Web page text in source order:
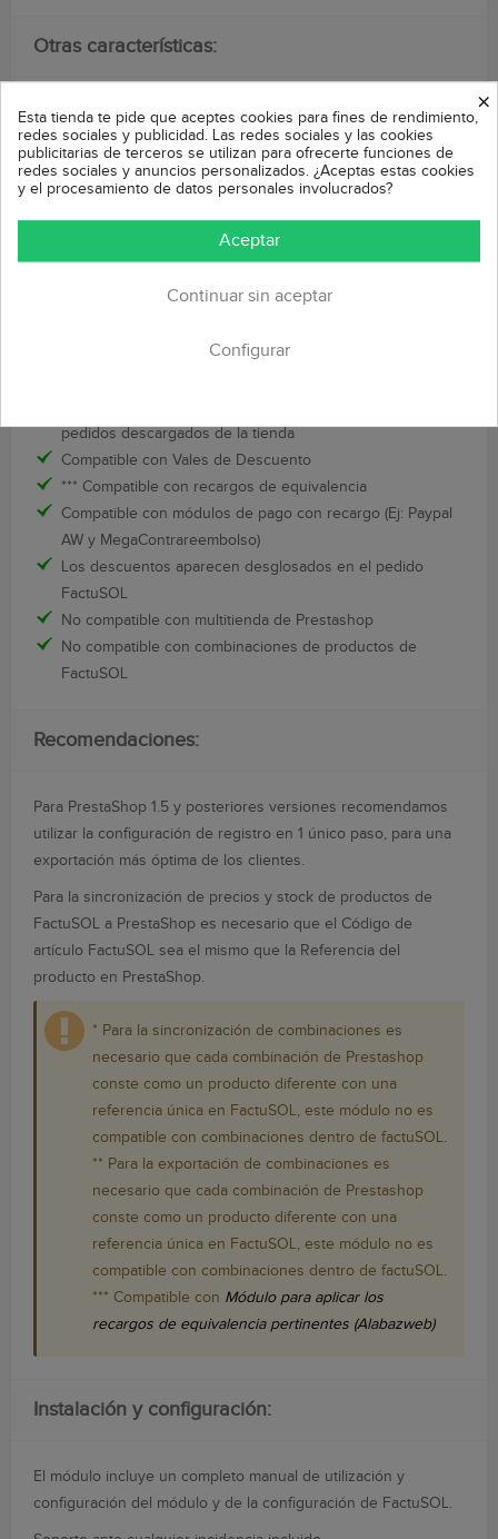
Otras características:
Permite seleccionar los clientes y pedidos que desee
descargar hacía FactuSOL filtrando por ID de cliente o
Pedido
Los futuros clientes y pedidos ya generarán
automáticamente los ficheros de importación a FactuSOL
Permite configurar los IVAs de sus pedidos para que se
Permite seleccionar si se desea incluir los gastos de envío
Permite asociar las formas de cobro para poder ser
pedidos descargados de la tienda
Compatible con Vales de Descuento
*** Compatible con recargos de equivalencia
Compatible con módulos de pago con recargo (Ej: Paypal
AW y MegaContrareembolso)
Los descuentos aparecen desglosados en el pedido
FactuSOL
No compatible con multitienda de Prestashop
No compatible con combinaciones de productos de
FactuSOL
Recomendaciones:
Para PrestaShop 1.5 y posteriores versiones recomendamos
utilizar la configuración de registro en 1 único paso, para una
exportación más óptima de los clientes.
Para la sincronización de precios y stock de productos de
FactuSOL a PrestaShop es necesario que el Código de
artículo FactuSOL sea el mismo que la Referencia del
producto en PrestaShop.
* Para la sincronización de combinaciones es
necesario que cada combinación de Prestashop
conste como un producto diferente con una
referencia única en FactuSOL, este módulo no es
compatible con combinaciones dentro de factuSOL.
** Para la exportación de combinaciones es
necesario que cada combinación de Prestashop
conste como un producto diferente con una
referencia única en FactuSOL, este módulo no es
compatible con combinaciones dentro de factuSOL.
*** Compatible con Módulo para aplicar los
recargos de equivalencia pertinentes (Alabazweb)
Instalación y configuración:
El módulo incluye un completo manual de utilización y
configuración del módulo y de la configuración de FactuSOL.
×
Esta tienda te pide que aceptes cookies para fines de rendimiento,
redes sociales y publicidad. Las redes sociales y las cookies
publicitarias de terceros se utilizan para ofrecerte funciones de
redes sociales y anuncios personalizados. ¿Aceptas estas cookies
y el procesamiento de datos personales involucrados?
Aceptar
Continuar sin aceptar
Configurar